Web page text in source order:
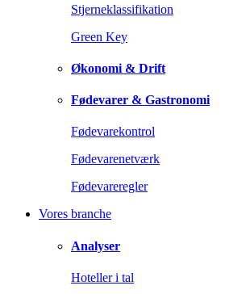
Stjerneklassifikation
Green Key
Økonomi & Drift
Fødevarer & Gastronomi
Fødevarekontrol
Fødevarenetværk
Fødevareregler
Vores branche
Analyser
Hoteller i tal